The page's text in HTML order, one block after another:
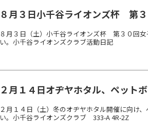
８月３日小千谷ライオンズ杯 第
８月３日（土）小千谷ライオンズ杯 第３０回
い。小千谷ライオンズクラブ活動日記
２月１４日オヂヤホタル、ペット
２月１４日（土）冬のオヂヤホタル開催に向け
い。小千谷ライオンズクラブ 333-A 4R-2Z